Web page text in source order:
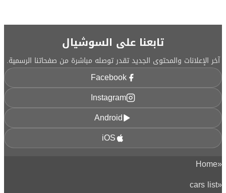
تابعنا على السوشيال
آخر الإعلانات والمحتوى الجديد تقدر توصله مباشرة من صفحاتنا الرسمية.
Facebook
Instagram
Android
iOS
«
Home
«
cars list